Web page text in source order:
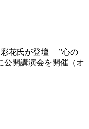
彩花氏が登壇 ―”心の
公開講演会を開催（オ